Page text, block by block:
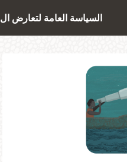
السیاسة العامة لتعارض ال